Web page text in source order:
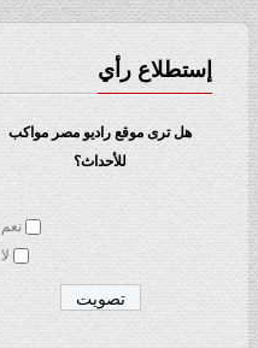
إستطلاع رأي
هل ترى موقع راديو مصر مواكب
للأحداث؟
نعم
لا